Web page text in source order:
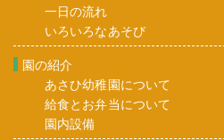
一日の流れ
いろいろなあそび
園の紹介
あさひ幼稚園について
給食とお弁当について
園内設備